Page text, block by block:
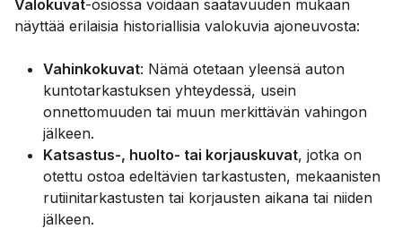
Valokuvat-osiossa voidaan saatavuuden mukaan
näyttää erilaisia historiallisia valokuvia ajoneuvosta:
Vahinkokuvat: Nämä otetaan yleensä auton
kuntotarkastuksen yhteydessä, usein
onnettomuuden tai muun merkittävän vahingon
jälkeen.
Katsastus-, huolto- tai korjauskuvat, jotka on
otettu ostoa edeltävien tarkastusten, mekaanisten
rutiinitarkastusten tai korjausten aikana tai niiden
jälkeen.